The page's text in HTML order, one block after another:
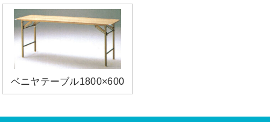
ベニヤテーブル1800×600